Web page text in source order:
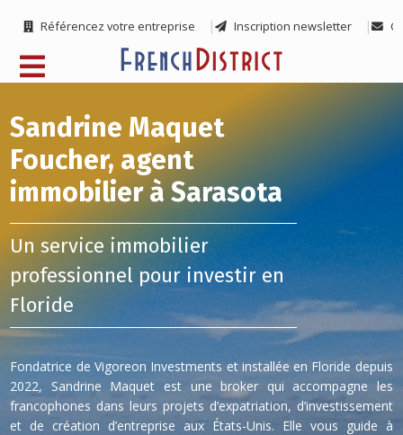
Référencez votre entreprise Inscription newsletter
Sandrine Maquet
Foucher, agent
immobilier à Sarasota
Un service immobilier
professionnel pour investir en
Floride
Fondatrice de Vigoreon Investments et installée en Floride depuis
2022, Sandrine Maquet est une broker qui accompagne les
francophones dans leurs projets d’expatriation, d’investissement
et de création d’entreprise aux États-Unis. Elle vous guide à